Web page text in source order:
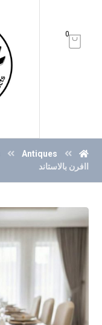
0
Antiques
اافرن بالاستاند